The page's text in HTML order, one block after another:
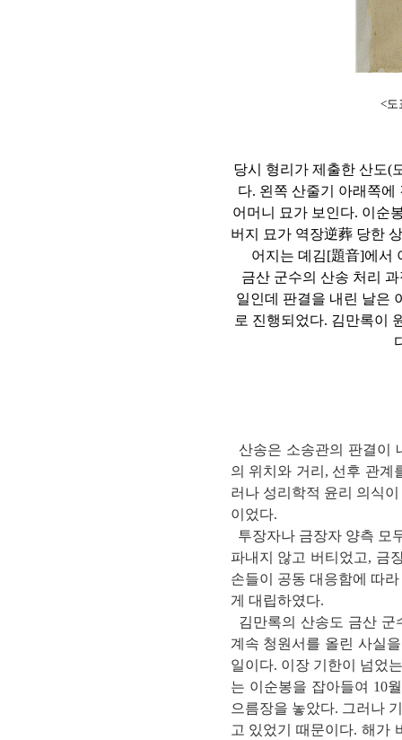
<도
당시 형리가 제출한 산도(
다. 왼쪽 산줄기 아래쪽
어머니 묘가 보인다. 이순
버지 묘가 역장逆葬 당한
어지는 뎨김[題音]에서
금산 군수의 산송 처리
일인데 판결을 내린 날은
로 진행되었다. 김만록이
산송은 소송관의 판결이
의 위치와 거리, 선후 관계
러나 성리학적 윤리 의식
이었다.
투장자나 금장자 양측 모
파내지 않고 버티었고, 금
손들이 공동 대응함에 따
게 대립하였다.
김만록의 산송도 금산 군
계속 청원서를 올린 사실
일이다. 이장 기한이 넘었
는 이순봉을 잡아들여 10
으름장을 놓았다. 그러나
고 있었기 때문이다. 해가